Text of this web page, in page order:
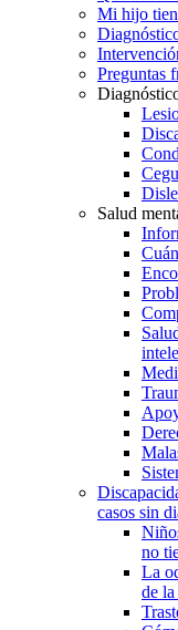
Mi hijo
Preguntas
Salud
casos sin
no
La
de la